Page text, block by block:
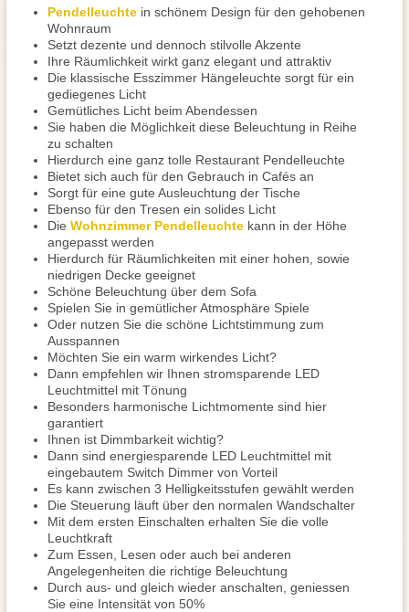
Pendelleuchte in schönem Design für den gehobenen
Wohnraum
Setzt dezente und dennoch stilvolle Akzente
Ihre Räumlichkeit wirkt ganz elegant und attraktiv
Die klassische Esszimmer Hängeleuchte sorgt für ein
gediegenes Licht
Gemütliches Licht beim Abendessen
Sie haben die Möglichkeit diese Beleuchtung in Reihe
zu schalten
Hierdurch eine ganz tolle Restaurant Pendelleuchte
Bietet sich auch für den Gebrauch in Cafés an
Sorgt für eine gute Ausleuchtung der Tische
Ebenso für den Tresen ein solides Licht
Die Wohnzimmer Pendelleuchte kann in der Höhe
angepasst werden
Hierdurch für Räumlichkeiten mit einer hohen, sowie
niedrigen Decke geeignet
Schöne Beleuchtung über dem Sofa
Spielen Sie in gemütlicher Atmosphäre Spiele
Oder nutzen Sie die schöne Lichtstimmung zum
Ausspannen
Möchten Sie ein warm wirkendes Licht?
Dann empfehlen wir Ihnen stromsparende LED
Leuchtmittel mit Tönung
Besonders harmonische Lichtmomente sind hier
garantiert
Ihnen ist Dimmbarkeit wichtig?
Dann sind energiesparende LED Leuchtmittel mit
eingebautem Switch Dimmer von Vorteil
Es kann zwischen 3 Helligkeitsstufen gewählt werden
Die Steuerung läuft über den normalen Wandschalter
Mit dem ersten Einschalten erhalten Sie die volle
Leuchtkraft
Zum Essen, Lesen oder auch bei anderen
Angelegenheiten die richtige Beleuchtung
Durch aus- und gleich wieder anschalten, geniessen
Sie eine Intensität von 50%